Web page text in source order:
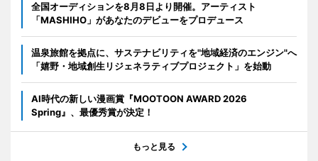
全国オーディションを8月8日より開催。アーティスト
「MASHIHO」があなたのデビューをプロデュース
温泉旅館を拠点に、サステナビリティを"地域経済のエンジン"へ
「嬉野・地域創生リジェネラティブプロジェクト」を始動
AI時代の新しい漫画賞『MOOTOON AWARD 2026
Spring』、最優秀賞が決定！
もっと見る